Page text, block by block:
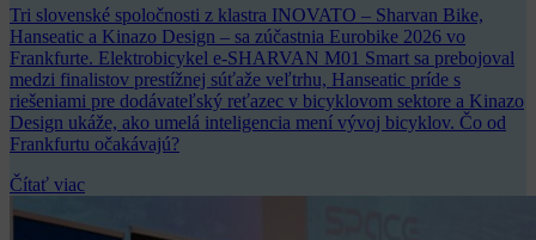
Tri slovenské spoločnosti z klastra INOVATO – Sharvan Bike,
Hanseatic a Kinazo Design – sa zúčastnia Eurobike 2026 vo
Frankfurte. Elektrobicykel e-SHARVAN M01 Smart sa prebojoval
medzi finalistov prestížnej súťaže veľtrhu, Hanseatic príde s
riešeniami pre dodávateľský reťazec v bicyklovom sektore a Kinazo
Design ukáže, ako umelá inteligencia mení vývoj bicyklov. Čo od
Frankfurtu očakávajú?
Čítať viac